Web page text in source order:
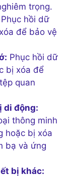
trọng.
Phục hồi dữ
để bảo vệ
Phục hồi dữ
bị xóa để
quan
di động:
thông minh
hoặc bị xóa
bạ và ứng
bị khác: